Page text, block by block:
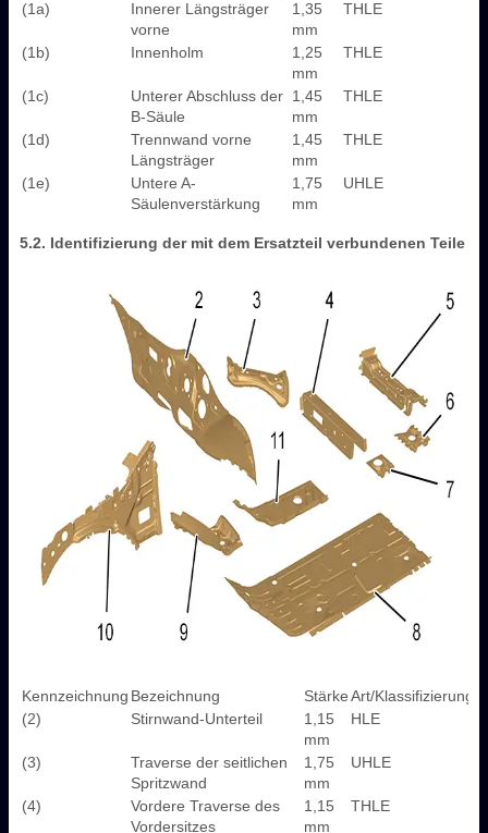
(1a)
Innerer Längsträger
vorne
1,35
mm
THLE
(1b) Innenholm
1,25
mm
THLE
(1c)
Unterer Abschluss der
B-Säule
1,45
mm
THLE
(1d)
Trennwand vorne
Längsträger
1,45
mm
THLE
(1e)
Untere A-
Säulenverstärkung
1,75
mm
UHLE
5.2. Identifizierung der mit dem Ersatzteil verbundenen Teile
Kennzeichnung Bezeichnung StärkeArt/Klassifizierung
(2)
Stirnwand-Unterteil
1,15
mm
HLE
(3)
Traverse der seitlichen
Spritzwand
1,75
mm
UHLE
(4)
Vordere Traverse des
Vordersitzes
1,15
mm
THLE